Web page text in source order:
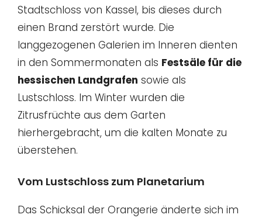
Stadtschloss von Kassel, bis dieses durch
einen Brand zerstört wurde. Die
langgezogenen Galerien im Inneren dienten
in den Sommermonaten als Festsäle für die
hessischen Landgrafen sowie als
Lustschloss. Im Winter wurden die
Zitrusfrüchte aus dem Garten
hierhergebracht, um die kalten Monate zu
überstehen.
Vom Lustschloss zum Planetarium
Das Schicksal der Orangerie änderte sich im